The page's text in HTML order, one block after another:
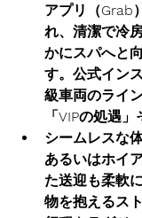
アプリ（Grab
れ、清潔で冷
かにスパへと
す。公式イン
級車両のライ
「VIPの処遇」
シームレスな
あるいはホイ
た送迎も柔軟
物を抱えるス